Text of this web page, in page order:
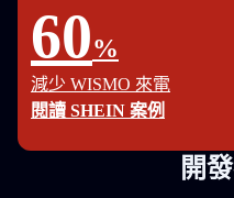
60%
減少 WISMO 來電
閱讀 SHEIN 案例
開